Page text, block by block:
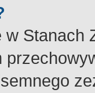
Stanach